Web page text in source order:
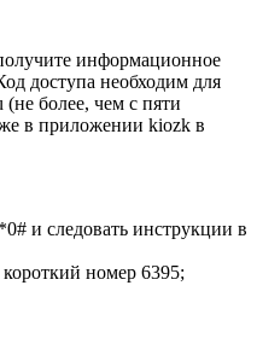
информационное
доступа необходим для
более, чем с пяти
в приложении kiozk в
и следовать инструкции в
номер 6395;